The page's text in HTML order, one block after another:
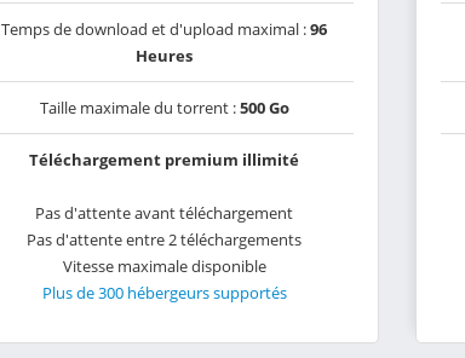
Temps de download et d'upload maximal :96
Heures
Taille maximale du torrent :500 Go
Téléchargement premium illimité
Pas d'attente avant téléchargement
Pas d'attente entre 2 téléchargements
Vitesse maximale disponible
Plus de 300 hébergeurs supportés